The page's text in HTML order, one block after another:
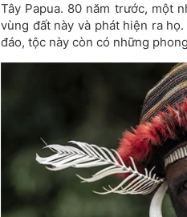
Tây Papua. 80 năm trước, một
vùng đất này và phát hiện ra
đáo, tộc này còn có những